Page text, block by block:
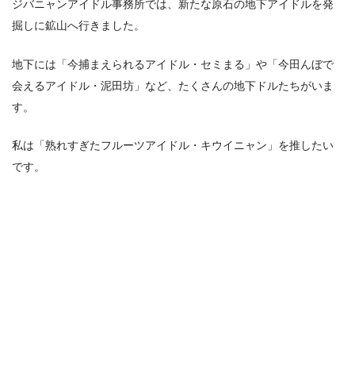
ジバニャンアイドル事務所では、新たな原石の地下アイドルを発
掘しに鉱山へ行きました。
地下には「今捕まえられるアイドル・セミまる」や「今田んぼで
会えるアイドル・泥田坊」など、たくさんの地下ドルたちがいま
す。
私は「熟れすぎたフルーツアイドル・キウイニャン」を推したい
です。